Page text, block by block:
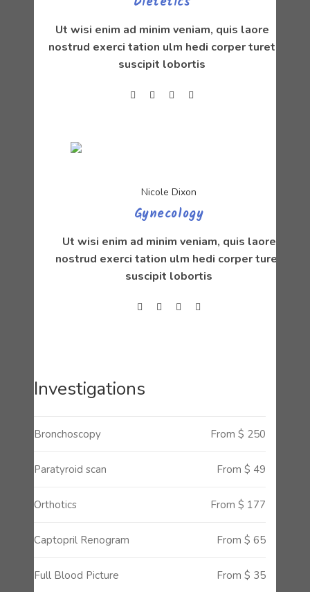
Ut wisi enim ad minim veniam, quis laore
nostrud exerci tation ulm hedi corper turet
suscipit lobortis
Nicole Dixon
Gynecology
Ut wisi enim ad minim veniam, quis laore
nostrud exerci tation ulm hedi corper turet
suscipit lobortis
Investigations
Bronchoscopy From $ 250
Paratyroid scan From $ 49
Orthotics From $ 177
Captopril Renogram From $ 65
Full Blood Picture From $ 35